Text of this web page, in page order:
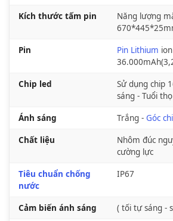
Kích thước tấm pin
Năng lượng
Pin Pin Lithium ion
Chip led Sử dụng chip
sáng - Tuổi
Ánh sáng Trắng - Góc
Chất liệu
Nhôm đúc
cường lực
Tiêu chuẩn chống
nước
IP67
Cảm biến ánh sáng ( tối tự sáng -